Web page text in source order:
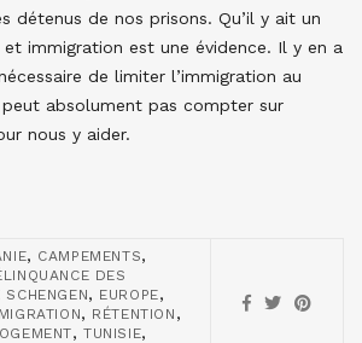
détenus de nos prisons. Qu’il y ait un
immigration est une évidence. Il y en a
de limiter l’immigration au
peut absolument pas compter sur
nous y aider.
, CAMPEMENTS,
DES
SCHENGEN, EUROPE,
, RÉTENTION ,
,TUNISIE,